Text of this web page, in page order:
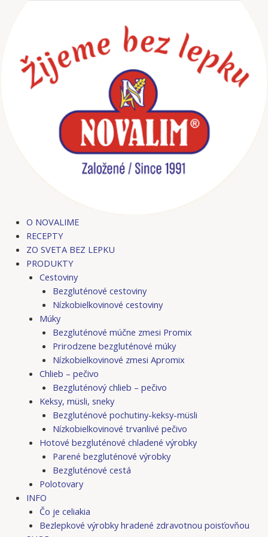
O NOVALIME
RECEPTY
ZO SVETA BEZ LEPKU
PRODUKTY
Cestoviny
Bezgluténové cestoviny
Nízkobielkovinové cestoviny
Múky
Bezgluténové múčne zmesi Promix
Prirodzene bezgluténové múky
Nízkobielkovinové zmesi Apromix
Chlieb – pečivo
Bezgluténový chlieb – pečivo
Keksy, müsli, sneky
Bezgluténové pochutiny-keksy-müsli
Nízkobielkovinové trvanlivé pečivo
Hotové bezgluténové chladené výrobky
Parené bezgluténové výrobky
Bezgluténové cestá
Polotovary
INFO
Čo je celiakia
Bezlepkové výrobky hradené zdravotnou poisťovňou